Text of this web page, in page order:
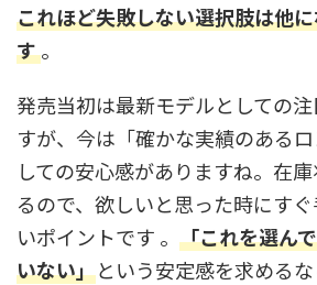
これほど失敗しない選択肢は他
す。
発売当初は最新モデルとしての
すが、今は「確かな実績のある
しての安心感がありますね。在
るので、欲しいと思った時にす
いポイントです 。 「これを選ん
いない」という安定感を求める